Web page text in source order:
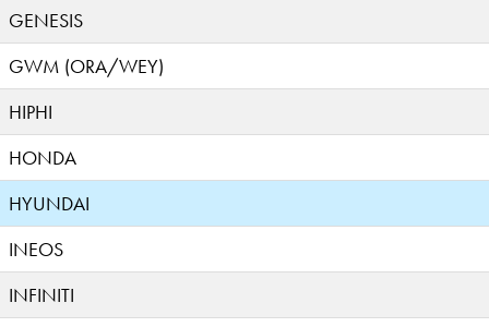
GENESIS
GWM (ORA/WEY)
HIPHI
HONDA
HYUNDAI
INEOS
INFINITI